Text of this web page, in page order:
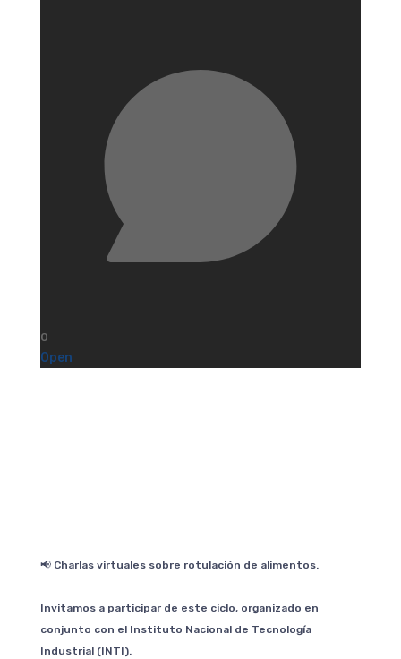
0
Open
📢 Charlas virtuales sobre rotulación de alimentos.
Invitamos a participar de este ciclo, organizado en
conjunto con el Instituto Nacional de Tecnología
Industrial (INTI).